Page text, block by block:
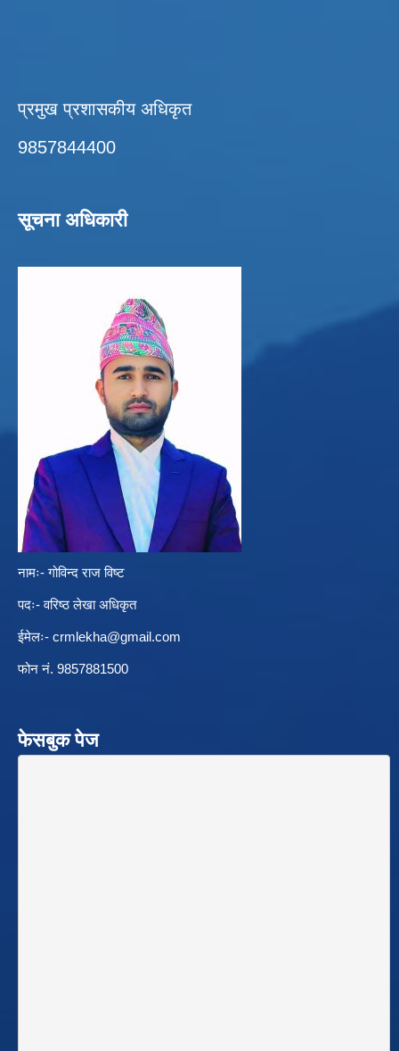
प्रमुख प्रशासकीय अधिकृत
9857844400
सूचना अधिकारी
नामः- गोविन्द राज विष्ट
पदः- वरिष्ठ लेखा अधिकृत
ईमेलः- crmlekha@gmail.com
फोन नं. 9857881500
फेसबुक पेज